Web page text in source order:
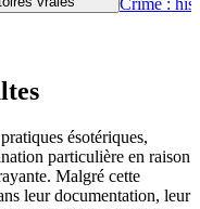
Crime :
ésotériques,
particulière en raison
Malgré cette
leur documentation, leur